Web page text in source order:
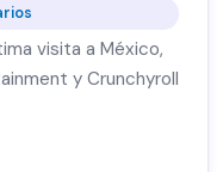
visita a México,
y Crunchyroll